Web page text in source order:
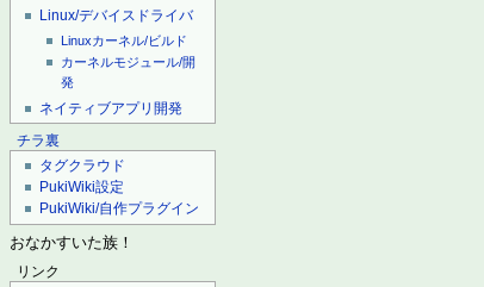
Linux/デバイスドライバ
Linuxカーネル/ビルド
カーネルモジュール/開
発
ネイティブアプリ開発
チラ裏
タグクラウド
PukiWiki設定
PukiWiki/自作プラグイン
おなかすいた族！
リンク